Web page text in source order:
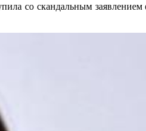
со скандальным